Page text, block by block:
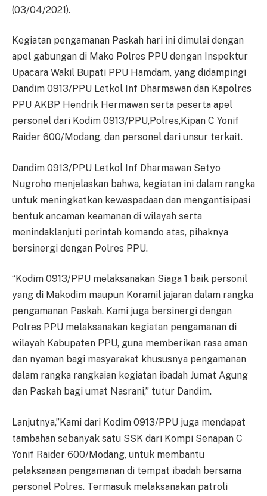
(03/04/2021).
Kegiatan pengamanan Paskah hari ini dimulai dengan
apel gabungan di Mako Polres PPU dengan Inspektur
Upacara Wakil Bupati PPU Hamdam, yang didampingi
Dandim 0913/PPU Letkol Inf Dharmawan dan Kapolres
PPU AKBP Hendrik Hermawan serta peserta apel
personel dari Kodim 0913/PPU,Polres,Kipan C Yonif
Raider 600/Modang, dan personel dari unsur terkait.
Dandim 0913/PPU Letkol Inf Dharmawan Setyo
Nugroho menjelaskan bahwa, kegiatan ini dalam rangka
untuk meningkatkan kewaspadaan dan mengantisipasi
bentuk ancaman keamanan di wilayah serta
menindaklanjuti perintah komando atas, pihaknya
bersinergi dengan Polres PPU.
“Kodim 0913/PPU melaksanakan Siaga 1 baik personil
yang di Makodim maupun Koramil jajaran dalam rangka
pengamanan Paskah. Kami juga bersinergi dengan
Polres PPU melaksanakan kegiatan pengamanan di
wilayah Kabupaten PPU, guna memberikan rasa aman
dan nyaman bagi masyarakat khususnya pengamanan
dalam rangka rangkaian kegiatan ibadah Jumat Agung
dan Paskah bagi umat Nasrani,” tutur Dandim.
Lanjutnya,”Kami dari Kodim 0913/PPU juga mendapat
tambahan sebanyak satu SSK dari Kompi Senapan C
Yonif Raider 600/Modang, untuk membantu
pelaksanaan pengamanan di tempat ibadah bersama
personel Polres. Termasuk melaksanakan patroli